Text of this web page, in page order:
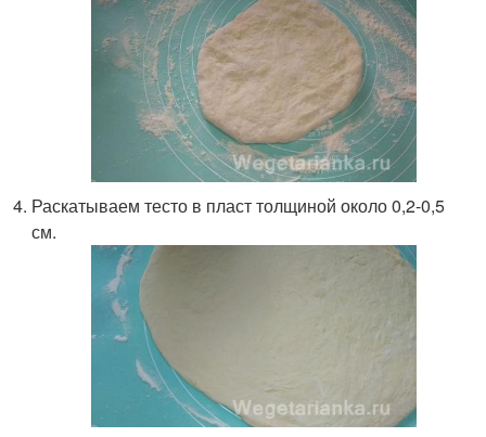
Раскатываем тесто в пласт толщиной около 0,2-0,5
см.